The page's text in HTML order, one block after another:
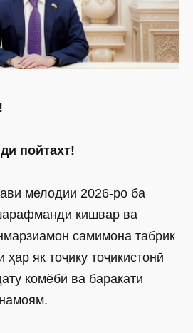
пойтахт!
мелодии 2026-ро ба
кишвар ва
самимона табрик
як тоҷику тоҷикистонӣ
комёбӣ ва баракати